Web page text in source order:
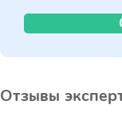
Отзывы